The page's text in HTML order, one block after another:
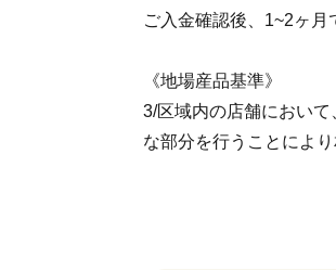
ご入金確認後、1~2ヶ月
《地場産品基準》
3/区域内の店舗におい
な部分を行うことによ